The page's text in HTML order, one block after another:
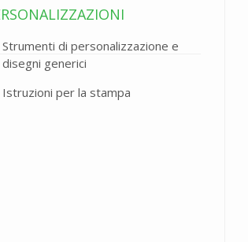
Strumenti di personalizzazione e
disegni generici
Istruzioni per la stampa